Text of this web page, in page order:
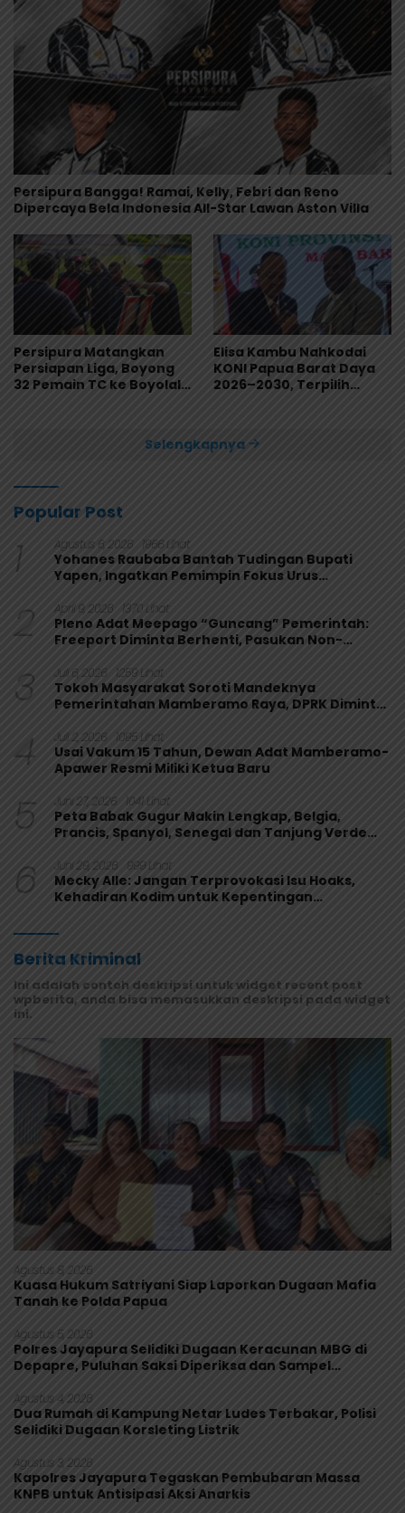
Persipura Bangga! Ramai, Kelly, Febri dan Reno
Dipercaya Bela Indonesia All-Star Lawan Aston Villa
Persipura Matangkan
Persiapan Liga, Boyong
32 Pemain TC ke Boyolali
Elisa Kambu Nahkodai
KONI Papua Barat Daya
2026–2030, Terpilih
Selengkapnya
Popular Post
1 Agustus 6, 2026 1966 Lihat
Yohanes Raubaba Bantah Tudingan Bupati
Yapen, Ingatkan Pemimpin Fokus Urus
2 April 9, 2026 1370 Lihat
Pleno Adat Meepago “Guncang” Pemerintah:
Freeport Diminta Berhenti, Pasukan Non-
3 Juli 6, 2026 1259 Lihat
Tokoh Masyarakat Soroti Mandeknya
Pemerintahan Mamberamo Raya, DPRK Diminta
4 Juli 2, 2026 1095 Lihat
Usai Vakum 15 Tahun, Dewan Adat Mamberamo-
Apawer Resmi Miliki Ketua Baru
5 Juni 27, 2026 1041 Lihat
Peta Babak Gugur Makin Lengkap, Belgia,
Prancis, Spanyol, Senegal dan Tanjung Verde
6 Juni 29, 2026 999 Lihat
Mecky Alle: Jangan Terprovokasi Isu Hoaks,
Kehadiran Kodim untuk Kepentingan
Berita Kriminal
Ini adalah contoh deskripsi untuk widget recent post
wpberita, anda bisa memasukkan deskripsi pada widget
ini.
Agustus 8, 2026
Kuasa Hukum Satriyani Siap Laporkan Dugaan Mafia
Tanah ke Polda Papua
Agustus 5, 2026
Polres Jayapura Selidiki Dugaan Keracunan MBG di
Depapre, Puluhan Saksi Diperiksa dan Sampel
Agustus 4, 2026
Dua Rumah di Kampung Netar Ludes Terbakar, Polisi
Selidiki Dugaan Korsleting Listrik
Agustus 3, 2026
Kapolres Jayapura Tegaskan Pembubaran Massa
KNPB untuk Antisipasi Aksi Anarkis